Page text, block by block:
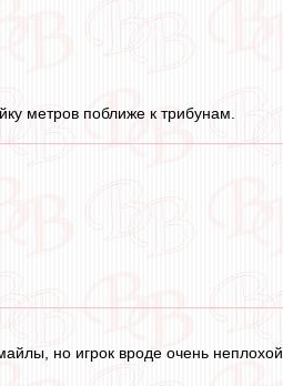
метров поближе к трибунам.
но игрок вроде очень неплохой.